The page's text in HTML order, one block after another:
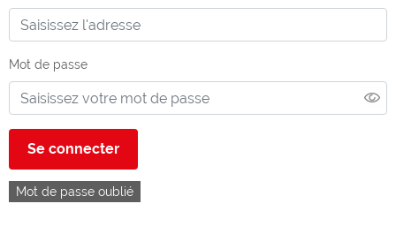
Mot de passe
Se connecter
Mot de passe oublié